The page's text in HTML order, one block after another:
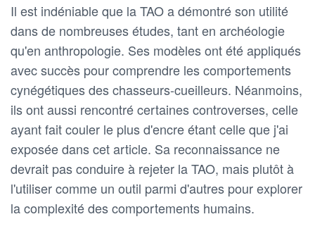
Il est indéniable que la TAO a démontré son utilité
dans de nombreuses études, tant en archéologie
qu'en anthropologie. Ses modèles ont été appliqués
avec succès pour comprendre les comportements
cynégétiques des chasseurs-cueilleurs. Néanmoins,
ils ont aussi rencontré certaines controverses, celle
ayant fait couler le plus d'encre étant celle que j'ai
exposée dans cet article. Sa reconnaissance ne
devrait pas conduire à rejeter la TAO, mais plutôt à
l'utiliser comme un outil parmi d'autres pour explorer
la complexité des comportements humains.